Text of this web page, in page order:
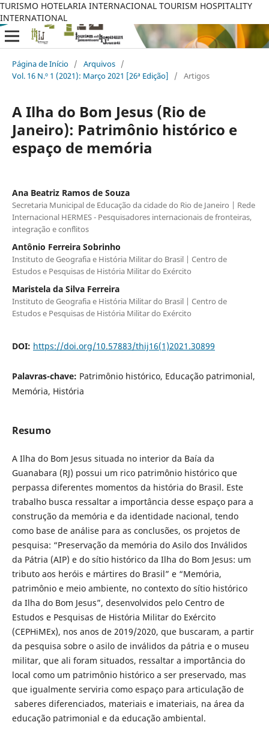
TURISMO HOTELARIA INTERNACIONAL TOURISM HOSPITALITY
INTERNATIONAL
Página de Início / Arquivos /
Vol. 16 N.º 1 (2021): Março 2021 [26ª Edição]
/ Artigos
A Ilha do Bom Jesus (Rio de
Janeiro): Patrimônio histórico e
espaço de memória
Ana Beatriz Ramos de Souza
Secretaria Municipal de Educação da cidade do Rio de Janeiro | Rede
Internacional HERMES - Pesquisadores internacionais de fronteiras,
integração e conflitos
Antônio Ferreira Sobrinho
Instituto de Geografia e História Militar do Brasil | Centro de
Estudos e Pesquisas de História Militar do Exército
Maristela da Silva Ferreira
Instituto de Geografia e História Militar do Brasil | Centro de
Estudos e Pesquisas de História Militar do Exército
DOI: https://doi.org/10.57883/thij16(1)2021.30899
Palavras-chave: Patrimônio histórico, Educação patrimonial,
Memória, História
Resumo
A Ilha do Bom Jesus situada no interior da Baía da
Guanabara (RJ) possui um rico patrimônio histórico que
perpassa diferentes momentos da história do Brasil. Este
trabalho busca ressaltar a importância desse espaço para a
construção da memória e da identidade nacional, tendo
como base de análise para as conclusões, os projetos de
pesquisa: “Preservação da memória do Asilo dos Inválidos
da Pátria (AIP) e do sítio histórico da Ilha do Bom Jesus: um
tributo aos heróis e mártires do Brasil” e “Memória,
patrimônio e meio ambiente, no contexto do sítio histórico
da Ilha do Bom Jesus”, desenvolvidos pelo Centro de
Estudos e Pesquisas de História Militar do Exército
(CEPHiMEx), nos anos de 2019/2020, que buscaram, a partir
da pesquisa sobre o asilo de inválidos da pátria e o museu
militar, que ali foram situados, ressaltar a importância do
local como um patrimônio histórico a ser preservado, mas
que igualmente serviria como espaço para articulação de
saberes diferenciados, materiais e imateriais, na área da
educação patrimonial e da educação ambiental.